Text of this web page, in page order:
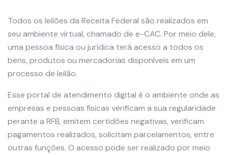
Todos os leilões da Receita Federal são realizados em
seu ambiente virtual, chamado de e-CAC. Por meio dele,
uma pessoa física ou jurídica terá acesso a todos os
bens, produtos ou mercadorias disponíveis em um
processo de leilão.
Esse portal de atendimento digital é o ambiente onde as
empresas e pessoas físicas verificam a sua regularidade
perante a RFB, emitem certidões negativas, verificam
pagamentos realizados, solicitam parcelamentos, entre
outras funções. O acesso pode ser realizado por meio